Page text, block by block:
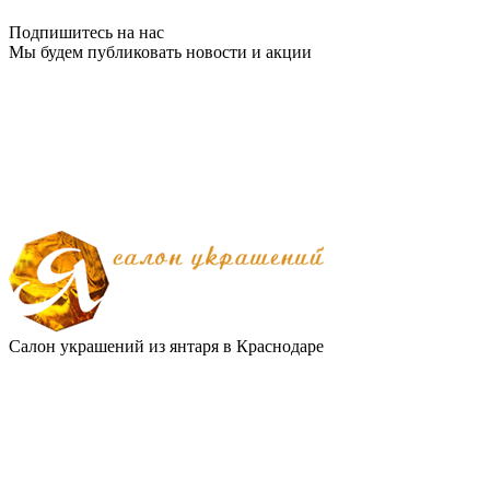
Подпишитесь на нас
Мы будем публиковать новости и акции
Салон украшений из янтаря в Краснодаре